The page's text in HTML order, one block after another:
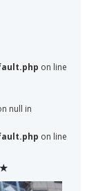
on line
null in
on line
★